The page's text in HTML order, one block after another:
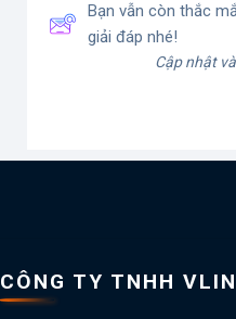
Bạn vẫn còn thắc
giải đáp nhé!
Cập nhật
CÔNG TY TNHH